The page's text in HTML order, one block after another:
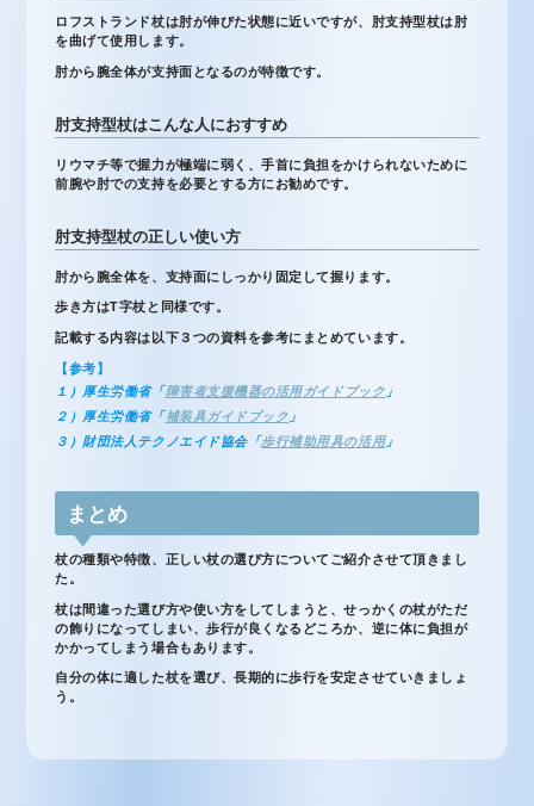
ロフストランド杖は肘が伸びた状態に近いですが、肘支持型杖は肘
を曲げて使用します。
肘から腕全体が支持面となるのが特徴です。
肘支持型杖はこんな人におすすめ
リウマチ等で握力が極端に弱く、手首に負担をかけられないために
前腕や肘での支持を必要とする方にお勧めです。
肘支持型杖の正しい使い方
肘から腕全体を、支持面にしっかり固定して握ります。
歩き方はT字杖と同様です。
記載する内容は以下３つの資料を参考にまとめています。
【参考】
１）厚生労働省「障害者支援機器の活用ガイドブック 」
２）厚生労働省「補装具ガイドブック 」
３）財団法人テクノエイド協会「歩行補助用具の活用」
まとめ
杖の種類や特徴、正しい杖の選び方についてご紹介させて頂きまし
た。
杖は間違った選び方や使い方をしてしまうと、せっかくの杖がただ
の飾りになってしまい、歩行が良くなるどころか、逆に体に負担が
かかってしまう場合もあります。
自分の体に適した杖を選び、長期的に歩行を安定させていきましょ
う。